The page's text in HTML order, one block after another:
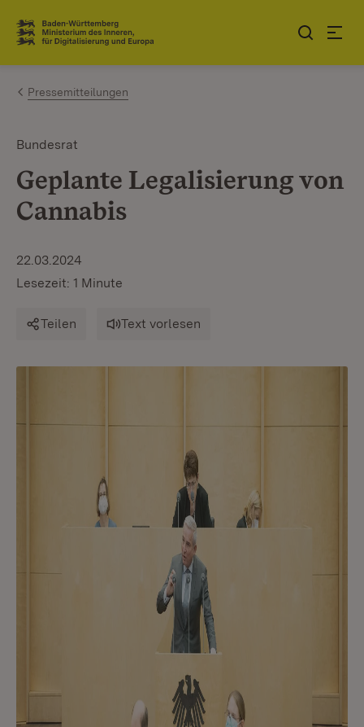
Zum Inhalt springen
Link zur Startseite
Pressemitteilungen
Bundesrat
Geplante Legalisierung von
Cannabis
22.03.2024
Lesezeit: 1 Minute
Teilen Text vorlesen